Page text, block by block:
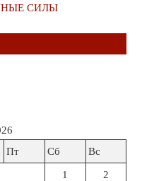
СИЛЫ
Пт Сб Вс
1 2